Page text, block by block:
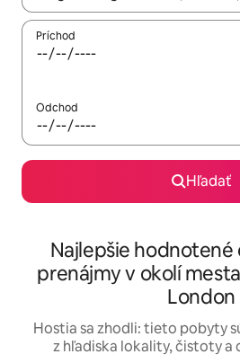
Príchod
Odchod
Hľadať
Najlepšie
prenájmy v okolí
London
Hostia sa zhodli: tieto pobyty
z hľadiska lokality, čistoty a